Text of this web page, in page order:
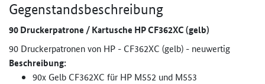
Gegenstandsbeschreibung
90 Druckerpatrone / Kartusche HP CF362XC (gelb)
90 Druckerpatronen von HP - CF362XC (gelb) - neuwertig
Beschreibung:
90x Gelb CF362XC für HP M552 und M553